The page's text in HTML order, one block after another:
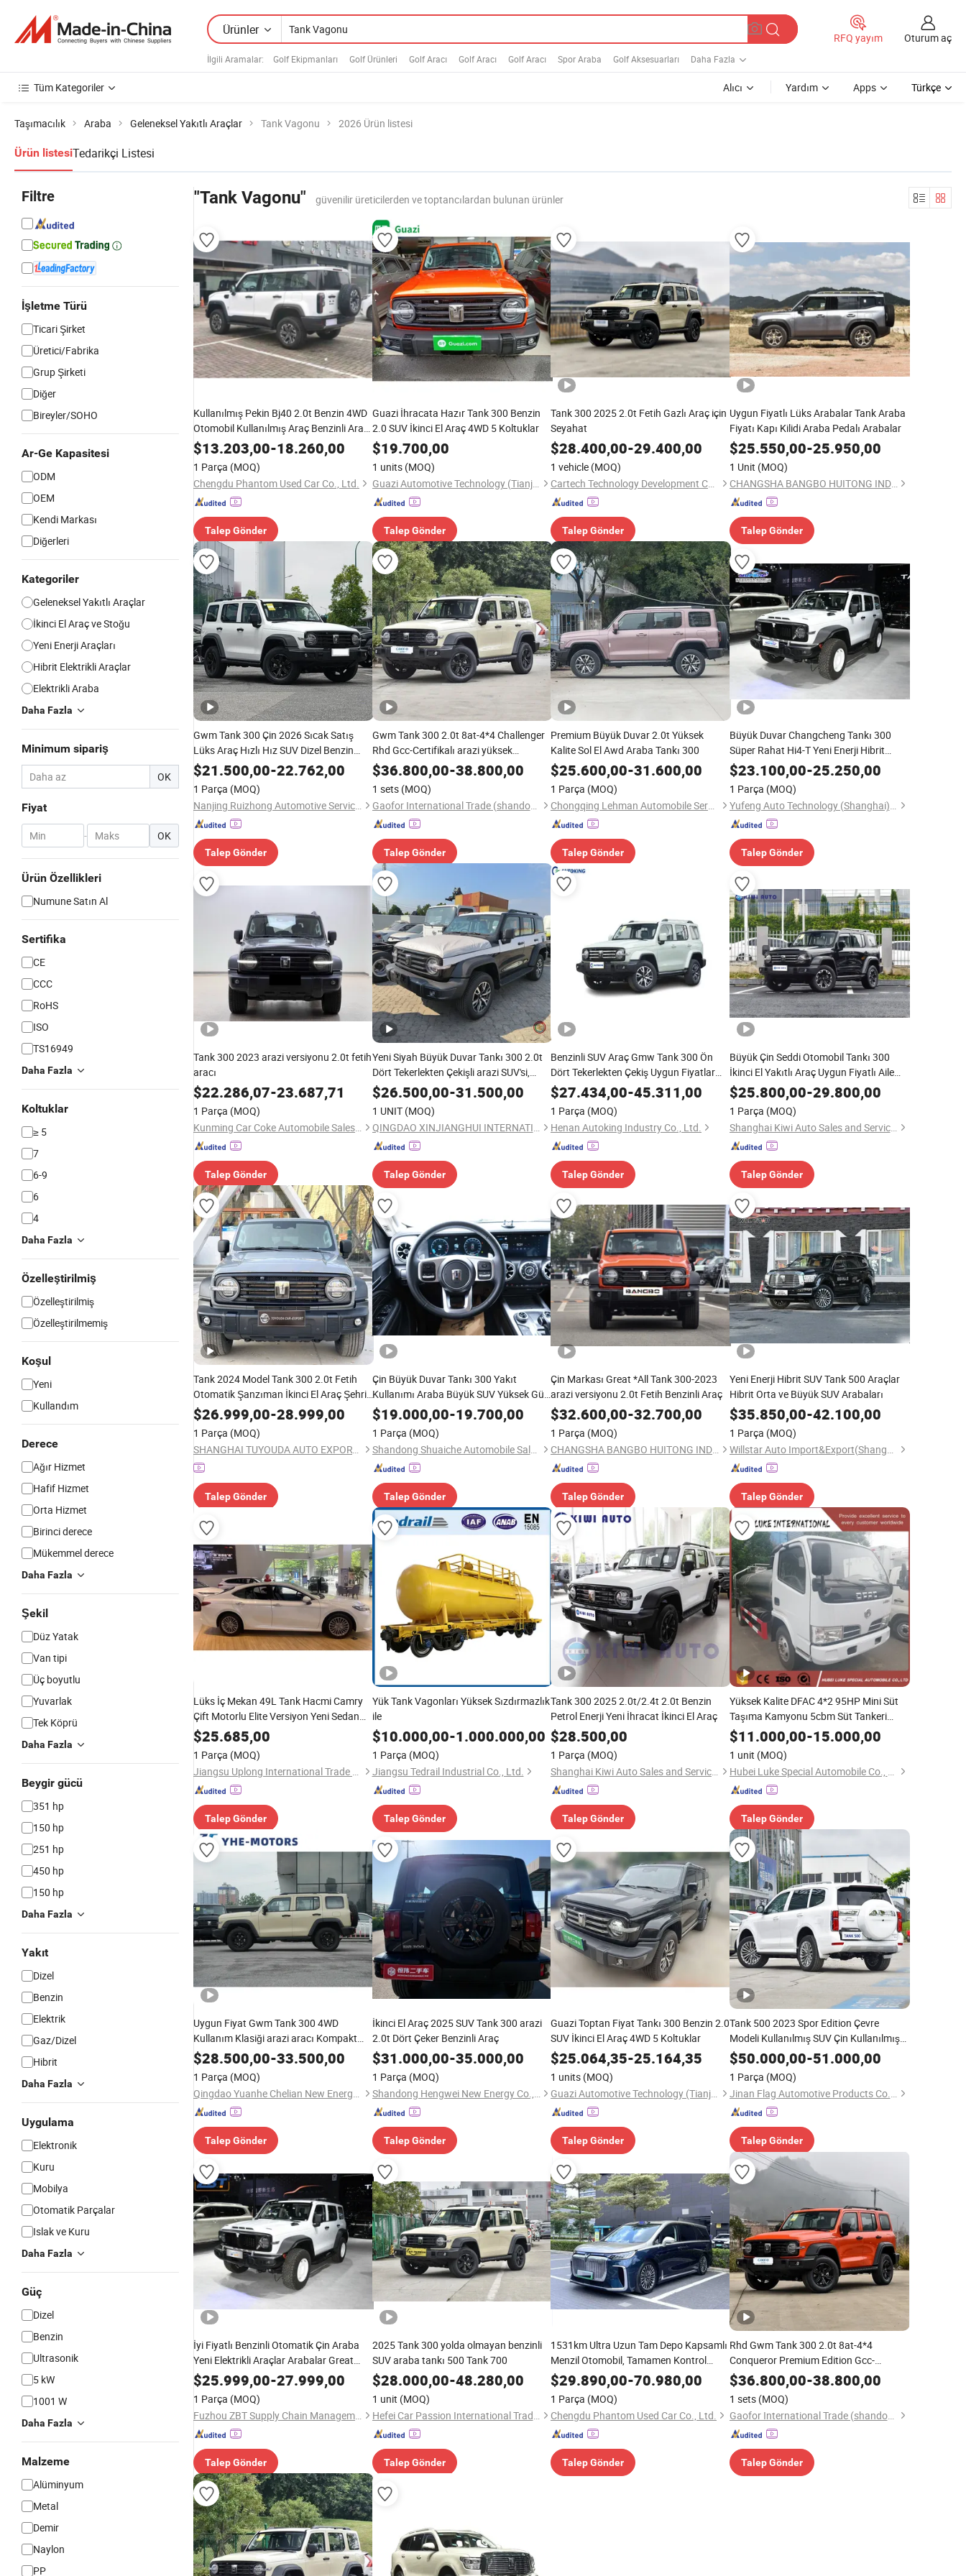
Ürünler
İlgili Aramalar: Golf Ekipmanları Golf Ürünleri Golf Aracı Golf Aracı Golf Aracı Spor Araba Golf Aksesuarları Daha Fazla
RFQ yayım Oturum aç
Tüm Kategoriler Alıcı Yardım Apps Türkçe
Taşımacılık Araba Geleneksel Yakıtlı Araçlar Tank Vagonu 2026 Ürün listesi
Ürün listesiTedarikçi Listesi
Filtre
İşletme Türü
Ticari Şirket
Üretici/Fabrika
Grup Şirketi
Diğer
Bireyler/SOHO
Ar-Ge Kapasitesi
ODM
OEM
Kendi Markası
Diğerleri
Kategoriler
Geleneksel Yakıtlı Araçlar
İkinci El Araç ve Stoğu
Yeni Enerji Araçları
Hibrit Elektrikli Araçlar
Elektrikli Araba
Daha Fazla
Minimum sipariş
OK
Fiyat
- OK
Ürün Özellikleri
Numune Satın Al
Sertifika
CE
CCC
RoHS
ISO
TS16949
Daha Fazla
Koltuklar
≥ 5
7
6-9
6
4
Daha Fazla
Özelleştirilmiş
Özelleştirilmiş
Özelleştirilmemiş
Koşul
Yeni
Kullandım
Derece
Ağır Hizmet
Hafif Hizmet
Orta Hizmet
Birinci derece
Mükemmel derece
Daha Fazla
Şekil
Düz Yatak
Van tipi
Üç boyutlu
Yuvarlak
Tek Köprü
Daha Fazla
Beygir gücü
351 hp
150 hp
251 hp
450 hp
150 hp
Daha Fazla
Yakıt
Dizel
Benzin
Elektrik
Gaz/Dizel
Hibrit
Daha Fazla
Uygulama
Elektronik
Kuru
Mobilya
Otomatik Parçalar
Islak ve Kuru
Daha Fazla
Güç
Dizel
Benzin
Ultrasonik
5 kW
1001 W
Daha Fazla
Malzeme
Alüminyum
Metal
Demir
Naylon
PP
"Tank Vagonu" güvenilir üreticilerden ve toptancılardan bulunan ürünler
Kullanılmış Pekin Bj40 2.0t Benzin 4WD
Otomobil Kullanılmış Araç Benzinli Araç
61L Yakıt Tankı 85L Uzun Mesafe Geçişi
için Büyük Yakıt Tankı
$13.203,00-18.260,00
1 Parça (MOQ)
Chengdu Phantom Used Car Co., Ltd.
Talep Gönder
Guazi İhracata Hazır Tank 300 Benzin
2.0 SUV İkinci El Araç 4WD 5 Koltuklar
$19.700,00
1 units (MOQ)
Guazi Automotive Technology (Tianjin) Co., Ltd.
Talep Gönder
Tank 300 2025 2.0t Fetih Gazlı Araç için
Seyahat
$28.400,00-29.400,00
1 vehicle (MOQ)
Cartech Technology Development Co., Ltd.
Talep Gönder
Uygun Fiyatlı Lüks Arabalar Tank Araba
Fiyatı Kapı Kilidi Araba Pedalı Arabalar
$25.550,00-25.950,00
1 Unit (MOQ)
CHANGSHA BANGBO HUITONG INDUSTRIAL CO., LTD.
Talep Gönder
Gwm Tank 300 Çin 2026 Sıcak Satış
Lüks Araç Hızlı Hız SUV Dizel Benzin
4WD Araçlar Otomobil Akıllı Sürüş Hızlı
Teslimat ile
$21.500,00-22.762,00
1 Parça (MOQ)
Nanjing Ruizhong Automotive Service Co., Ltd.
Talep Gönder
Gwm Tank 300 2.0t 8at-4*4 Challenger
Rhd Gcc-Certifikalı arazi yüksek
performanslı güç benzinli araç
$36.800,00-38.800,00
1 sets (MOQ)
Gaofor International Trade (shandong) Co., Ltd.
Talep Gönder
Premium Büyük Duvar 2.0t Yüksek
Kalite Sol El Awd Araba Tankı 300
$25.600,00-31.600,00
1 Parça (MOQ)
Chongqing Lehman Automobile Service Co., Ltd.
Talep Gönder
Büyük Duvar Changcheng Tankı 300
Süper Rahat Hi4-T Yeni Enerji Hibrit
Model Tank 300 İkinci El Araç
$23.100,00-25.250,00
1 Parça (MOQ)
Yufeng Auto Technology (Shanghai) Co., Ltd.
Talep Gönder
Tank 300 2023 arazi versiyonu 2.0t fetih
aracı
$22.286,07-23.687,71
1 Parça (MOQ)
Kunming Car Coke Automobile Sales & Service Co., Ltd.
Talep Gönder
Yeni Siyah Büyük Duvar Tankı 300 2.0t
Dört Tekerlekten Çekişli arazi SUV'si,
Otomatik Şanzıman 5 Şehir ve Arazi
Lüks Yolcu Aracı
$26.500,00-31.500,00
1 UNIT (MOQ)
QINGDAO XINJIANGHUI INTERNATIONAL TRADING CO., LTD
Talep Gönder
Benzinli SUV Araç Gmw Tank 300 Ön
Dört Tekerlekten Çekiş Uygun Fiyatlar
Toptan
$27.434,00-45.311,00
1 Parça (MOQ)
Henan Autoking Industry Co., Ltd.
Talep Gönder
Büyük Çin Seddi Otomobil Tankı 300
İkinci El Yakıtlı Araç Uygun Fiyatlı Aile
Araçları
$25.800,00-29.800,00
1 Parça (MOQ)
Shanghai Kiwi Auto Sales and Service Co., Ltd
Talep Gönder
Tank 2024 Model Tank 300 2.0t Fetih
Otomatik Şanzıman İkinci El Araç Şehri
ve Vahşi Çok Yönlülük
$26.999,00-28.999,00
1 Parça (MOQ)
SHANGHAI TUYOUDA AUTO EXPORT CO., LTD.
Talep Gönder
Çin Büyük Duvar Tankı 300 Yakıt
Kullanımı Araba Büyük SUV Yüksek Güç,
Büyük Silindir Hacmi Off-Road
Modifikasyonları için Uygun
$19.000,00-19.700,00
1 Parça (MOQ)
Shandong Shuaiche Automobile Sales Co., Ltd.
Talep Gönder
Çin Markası Great *All Tank 300-2023
arazi versiyonu 2.0t Fetih Benzinli Araç
$32.600,00-32.700,00
1 Parça (MOQ)
CHANGSHA BANGBO HUITONG INDUSTRIAL CO., LTD.
Talep Gönder
Yeni Enerji Hibrit SUV Tank 500 Araçlar
Hibrit Orta ve Büyük SUV Arabaları
$35.850,00-42.100,00
1 Parça (MOQ)
Willstar Auto Import&Export(Shanghai) Co., Ltd
Talep Gönder
Lüks İç Mekan 49L Tank Hacmi Camry
Çift Motorlu Elite Versiyon Yeni Sedan
Araç
$25.685,00
1 Parça (MOQ)
Jiangsu Uplong International Trade Co., Ltd.
Talep Gönder
Yük Tank Vagonları Yüksek Sızdırmazlık
ile
$10.000,00-1.000.000,00
1 Parça (MOQ)
Jiangsu Tedrail Industrial Co., Ltd.
Talep Gönder
Tank 300 2025 2.0t/2.4t 2.0t Benzin
Petrol Enerji Yeni İhracat İkinci El Araç
$28.500,00
1 Parça (MOQ)
Shanghai Kiwi Auto Sales and Service Co., Ltd
Talep Gönder
Yüksek Kalite DFAC 4*2 95HP Mini Süt
Taşıma Kamyonu 5cbm Süt Tankeri
İçme Suyu Tankeri Satılık
$11.000,00-15.000,00
1 unit (MOQ)
Hubei Luke Special Automobile Co., Ltd.
Talep Gönder
Uygun Fiyat Gwm Tank 300 4WD
Kullanım Klasiği arazi aracı Kompakt
SUV Benzinli Araç
$28.500,00-33.500,00
1 Parça (MOQ)
Qingdao Yuanhe Chelian New Energy Vehicle Service Co., Ltd.
Talep Gönder
İkinci El Araç 2025 SUV Tank 300 arazi
2.0t Dört Çeker Benzinli Araç
$31.000,00-35.000,00
1 Parça (MOQ)
Shandong Hengwei New Energy Co., Ltd.
Talep Gönder
Guazi Toptan Fiyat Tankı 300 Benzin 2.0
SUV İkinci El Araç 4WD 5 Koltuklar
$25.064,35-25.164,35
1 units (MOQ)
Guazi Automotive Technology (Tianjin) Co., Ltd.
Talep Gönder
Tank 500 2023 Spor Edition Çevre
Modeli Kullanılmış SUV Çin Kullanılmış
Araçlar
$50.000,00-51.000,00
1 Parça (MOQ)
Jinan Flag Automotive Products Co., Ltd.
Talep Gönder
İyi Fiyatlı Benzinli Otomatik Çin Araba
Yeni Elektrikli Araçlar Arabalar Great
Wall Tank 300
$25.999,00-27.999,00
1 Parça (MOQ)
Fuzhou ZBT Supply Chain Management Co., Ltd.
Talep Gönder
2025 Tank 300 yolda olmayan benzinli
SUV araba tankı 500 Tank 700
$28.000,00-48.280,00
1 unit (MOQ)
Hefei Car Passion International Trading Co., Ltd.
Talep Gönder
1531km Ultra Uzun Tam Depo Kapsamlı
Menzil Otomobil, Tamamen Kontrol
Edilmiş İkinci El Voyah Dreamer Düşük
Yakıt Tüketimli Hibrit Araç 5.36L
Tükenmiş Yakıt Tüketimi
$29.890,00-70.980,00
1 Parça (MOQ)
Chengdu Phantom Used Car Co., Ltd.
Talep Gönder
Rhd Gwm Tank 300 2.0t 8at-4*4
Conqueror Premium Edition Gcc-
Certification arazi yüksek performanslı
güç benzinli araç
$36.800,00-38.800,00
1 sets (MOQ)
Gaofor International Trade (shandong) Co., Ltd.
Talep Gönder